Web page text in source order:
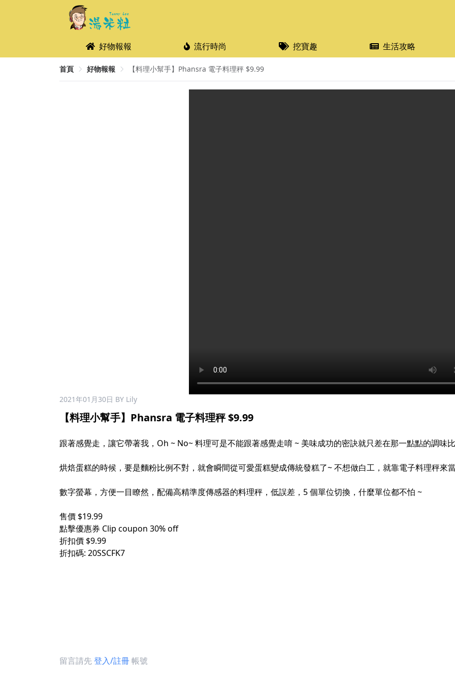
好物報報 流行時尚 挖寶趣 生活攻略
首頁 好物報報 【料理小幫手】Phansra 電子料理秤 $9.99​
2021年01月30日 BY Lily
【料理小幫手】Phansra 電子料理秤 $9.99​
跟著感覺走，讓它帶著我，Oh ~ No~ 料理可是不能跟著感覺走唷 ~ 美味成功的密訣就只差在那一點點的調味
烘焙蛋糕的時候，要是麵粉比例不對，就會瞬間從可愛蛋糕變成傳統發糕了~ 不想做白工，就靠電子料理秤來
數字螢幕，方便一目瞭然，配備高精準度傳感器的料理秤，低誤差，5 個單位切換，什麼單位都不怕 ~ ​
售價 $19.99​
點擊優惠券 Clip coupon 30% off ​
折扣價 $9.99​
折扣碼: 20SSCFK7​
留言請先登入/註冊帳號